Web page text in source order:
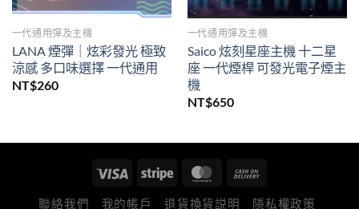
一代通用彈及主機
LANA 煙彈｜炫彩發光 極致
涼感 多口味選擇 一代通用
NT$260
一代通用彈及主機
Saico 炫刻星座主機 十二星
座 一代煙桿 可發光電子煙主
機
NT$650
聯絡我們 我的帳戶 退貨換貨説明 隱私權政策